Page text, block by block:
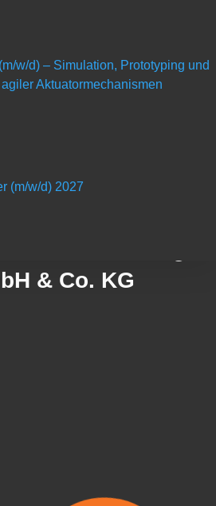
w/d) – Simulation, Prototyping und
Aktuatormechanismen
(m/w/d) 2027
Manufacturing
& Co. KG